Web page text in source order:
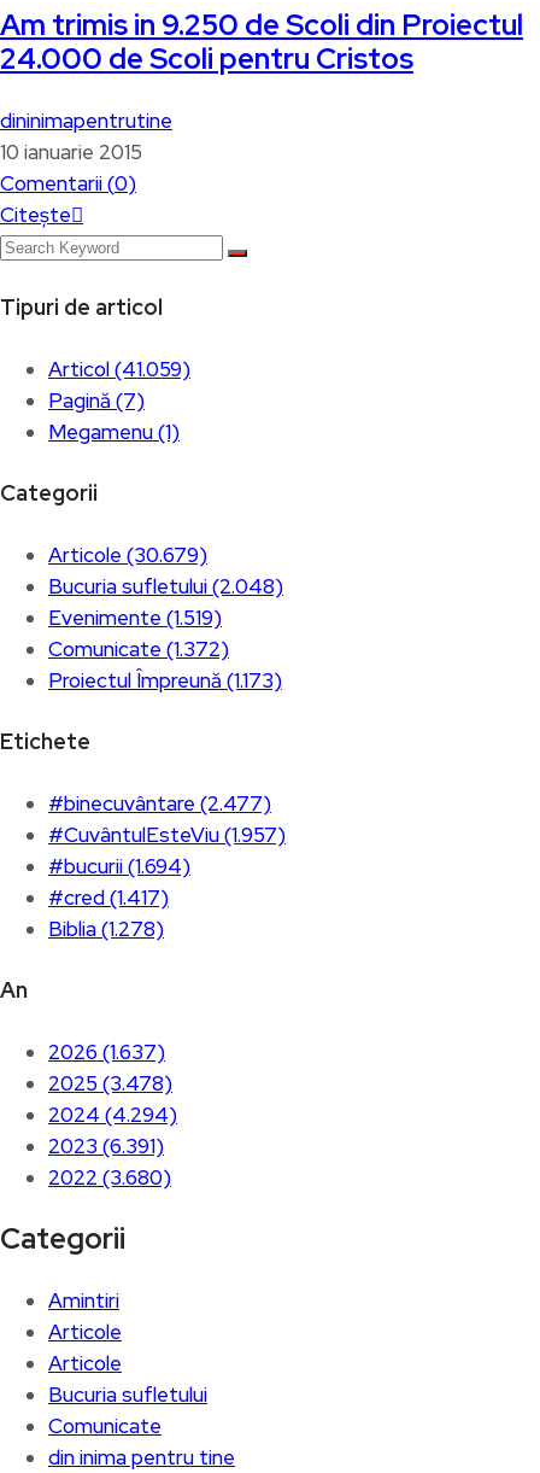
Am trimis in 9.250 de Scoli din Proiectul
24.000 de Scoli pentru Cristos
dininimapentrutine
10 ianuarie 2015
Comentarii (0)
Citește
Tipuri de articol
Articol (41.059)
Pagină (7)
Megamenu (1)
Categorii
Articole (30.679)
Bucuria sufletului (2.048)
Evenimente (1.519)
Comunicate (1.372)
Proiectul Împreună (1.173)
Etichete
#binecuvântare (2.477)
#CuvântulEsteViu (1.957)
#bucurii (1.694)
#cred (1.417)
Biblia (1.278)
An
2026 (1.637)
2025 (3.478)
2024 (4.294)
2023 (6.391)
2022 (3.680)
Categorii
Amintiri
Articole
Articole
Bucuria sufletului
Comunicate
din inima pentru tine